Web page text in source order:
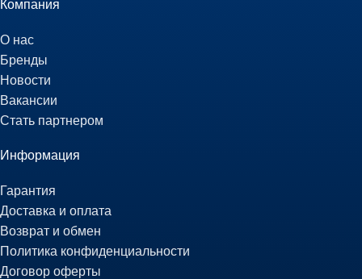
Компания
О нас
Бренды
Новости
Вакансии
Стать партнером
Информация
Гарантия
Доставка и оплата
Возврат и обмен
Политика конфиденциальности
Договор оферты